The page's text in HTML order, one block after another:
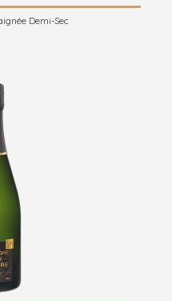
Demi-Sec